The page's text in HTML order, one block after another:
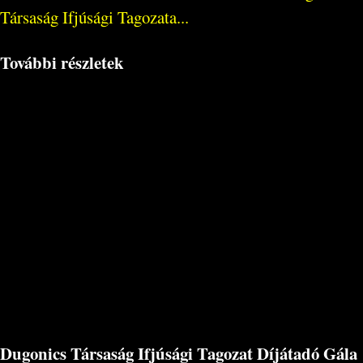
Társaság Ifjúsági Tagozata...
További részletek
Dugonics Társaság Ifjúsági Tagozat Díjátadó Gála